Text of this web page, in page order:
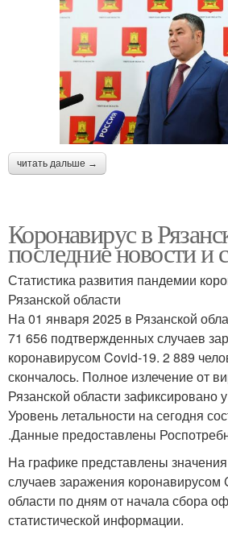
читать дальше →
Коронавирус в
последние новости и
Статистика развития пандемии
Рязанской области
На 01 января 2025 в Рязанской
71 656 подтвержденных случаев
коронавирусом Covid-19. 2 889
скончалось. Полное излечение от
Рязанской области зафиксировано
Уровень летальности на сегодня
.Данные предоставлены
На графике представлены
случаев заражения коронавирусом
области по дням от начала сбора
статистической информации.